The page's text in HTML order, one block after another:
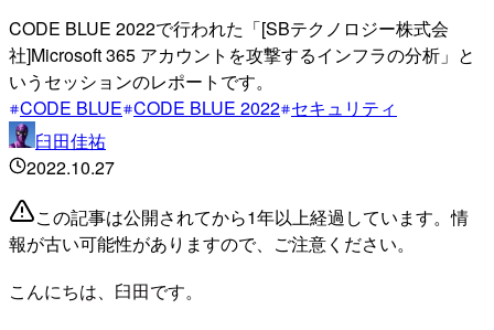
CODE BLUE 2022で行われた「[SBテクノロジー株式会
社]Microsoft 365 アカウントを攻撃するインフラの分析」と
いうセッションのレポートです。
CODE BLUE CODE BLUE 2022 セキュリティ
臼田佳祐
2022.10.27
この記事は公開されてから1年以上経過しています。情
報が古い可能性がありますので、ご注意ください。
こんにちは、臼田です。